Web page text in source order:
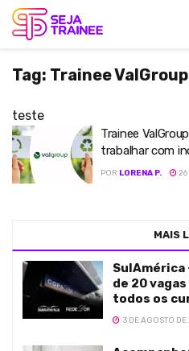
Tag: Trainee ValGroup
teste
Trainee
trabalhar com
POR LORENA P. 26
MAIS
SulAmérica
de 20
todos os
3 DE AGOSTO